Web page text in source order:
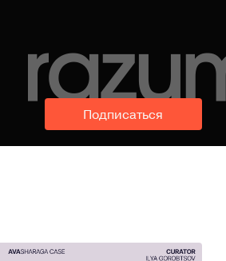
Подписаться